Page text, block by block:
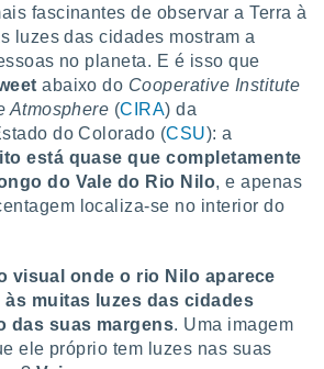
fascinantes de observar a Terra à
luzes das cidades mostram a
no planeta. E é isso que
abaixo do Cooperative Institute
Atmosphere (CIRA) da
do Colorado (CSU): a
está quase que completamente
do Vale do Rio Nilo, e apenas
localiza-se no interior do
visual onde o rio Nilo aparece
muitas luzes das cidades
das suas margens. Uma imagem
ele próprio tem luzes nas suas